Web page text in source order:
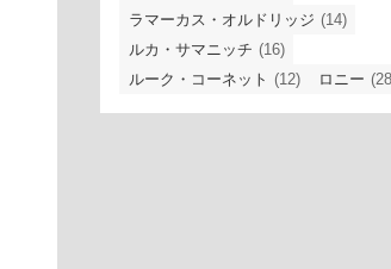
ラマーカス・オルドリッジ (14)
ルカ・サマニッチ (16)
ルーク・コーネット (12) ロニー